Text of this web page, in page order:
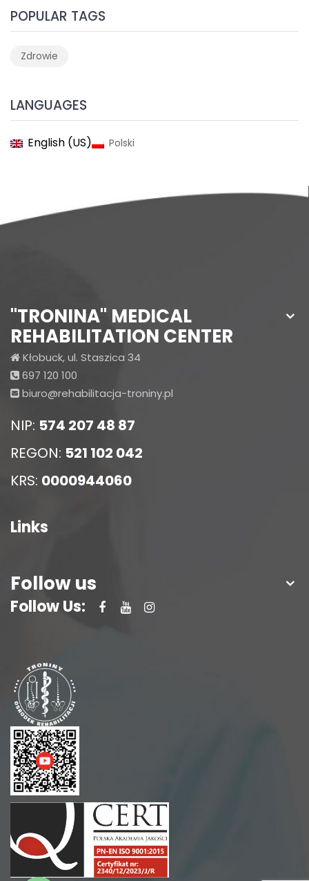
POPULAR TAGS
Zdrowie
LANGUAGES
English (US) Polski
"TRONINA" MEDICAL
REHABILITATION CENTER
Kłobuck, ul. Staszica 34
697 120 100
biuro@rehabilitacja-troniny.pl
NIP: 574 207 48 87
REGON: 521 102 042
KRS: 0000944060
Links
Follow us
Follow Us: